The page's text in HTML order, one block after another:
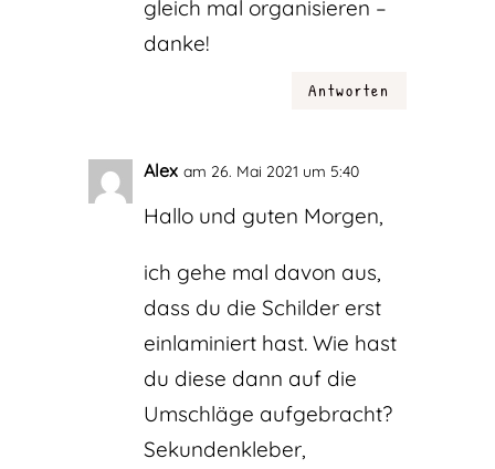
gleich mal organisieren –
danke!
Antworten
Alex am 26. Mai 2021 um 5:40
Hallo und guten Morgen,
ich gehe mal davon aus,
dass du die Schilder erst
einlaminiert hast. Wie hast
du diese dann auf die
Umschläge aufgebracht?
Sekundenkleber,